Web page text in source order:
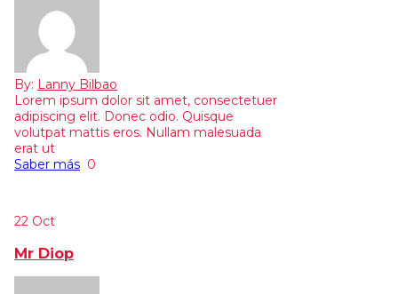
By: Lanny Bilbao
Lorem ipsum dolor sit amet, consectetuer
adipiscing elit. Donec odio. Quisque
volutpat mattis eros. Nullam malesuada
erat ut
Saber más 0
22 Oct
Mr Diop